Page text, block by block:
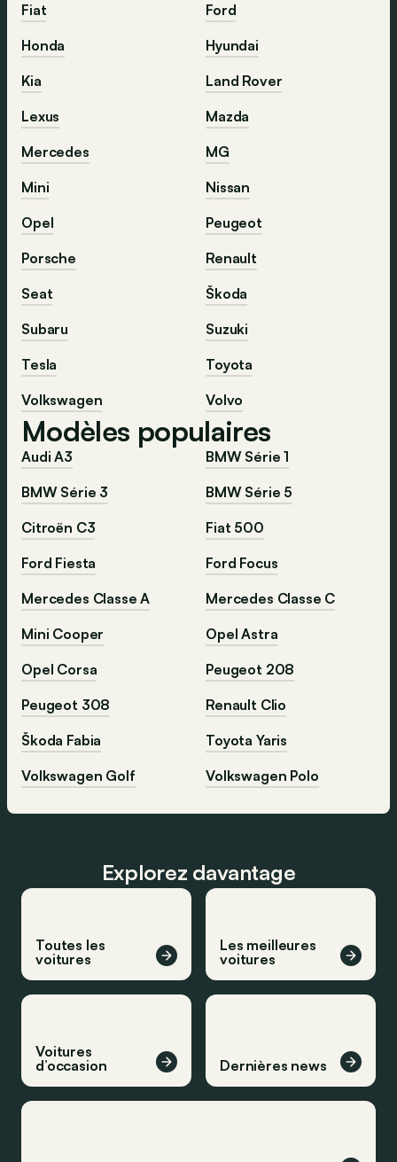
Fiat
Ford
Honda
Hyundai
Kia
Land Rover
Lexus
Mazda
Mercedes
MG
Mini
Nissan
Opel
Peugeot
Porsche
Renault
Seat
Škoda
Subaru
Suzuki
Tesla
Toyota
Volkswagen
Volvo
Modèles populaires
Audi A3
BMW Série 1
BMW Série 3
BMW Série 5
Citroën C3
Fiat 500
Ford Fiesta
Ford Focus
Mercedes Classe A
Mercedes Classe C
Mini Cooper
Opel Astra
Opel Corsa
Peugeot 208
Peugeot 308
Renault Clio
Škoda Fabia
Toyota Yaris
Volkswagen Golf
Volkswagen Polo
Explorez davantage
Toutes les
voitures
Les meilleures
voitures
Voitures
d’occasion
Dernières news